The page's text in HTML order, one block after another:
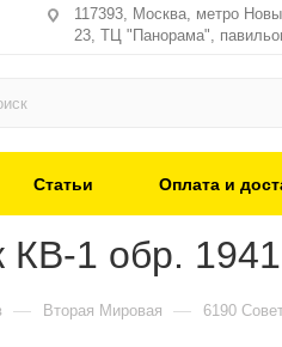
117393, Москва, метро
23, ТЦ "Панорама",
Статьи Оплата и
1 обр.
— Вторая Мировая — 6190